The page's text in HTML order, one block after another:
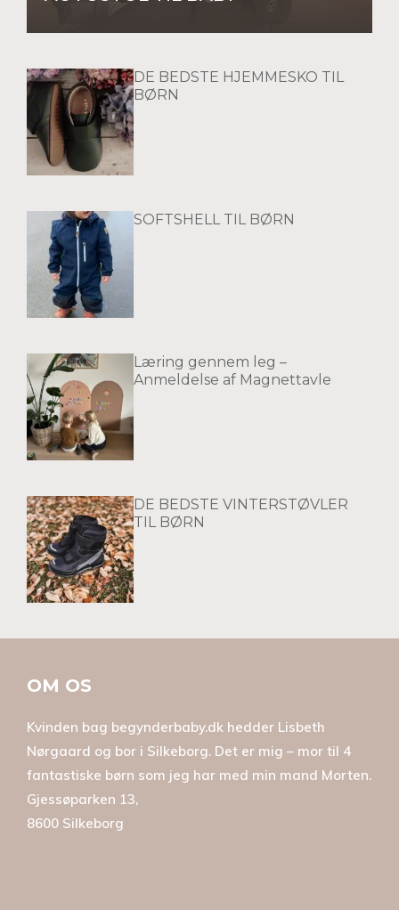
DE BEDSTE HJEMMESKO TIL
BØRN
SOFTSHELL TIL BØRN
Læring gennem leg –
Anmeldelse af Magnettavle
DE BEDSTE VINTERSTØVLER
TIL BØRN
OM OS
Kvinden bag begynderbaby.dk hedder Lisbeth
Nørgaard og bor i Silkeborg. Det er mig – mor til 4
fantastiske børn som jeg har med min mand Morten.
Gjessøparken 13,
8600 Silkeborg